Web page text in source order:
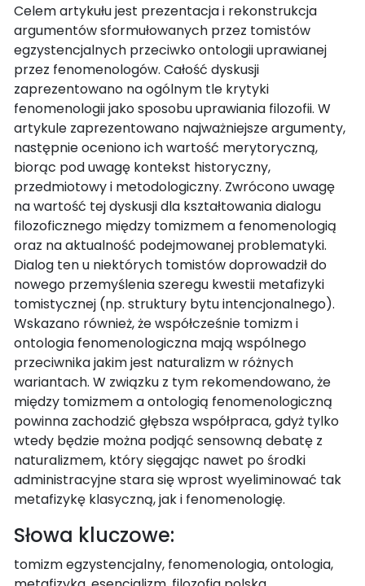
Celem artykułu jest prezentacja i rekonstrukcja
argumentów sformułowanych przez tomistów
egzystencjalnych przeciwko ontologii uprawianej
przez fenomenologów. Całość dyskusji
zaprezentowano na ogólnym tle krytyki
fenomenologii jako sposobu uprawiania filozofii. W
artykule zaprezentowano najważniejsze argumenty,
następnie oceniono ich wartość merytoryczną,
biorąc pod uwagę kontekst historyczny,
przedmiotowy i metodologiczny. Zwrócono uwagę
na wartość tej dyskusji dla kształtowania dialogu
filozoficznego między tomizmem a fenomenologią
oraz na aktualność podejmowanej problematyki.
Dialog ten u niektórych tomistów doprowadził do
nowego przemyślenia szeregu kwestii metafizyki
tomistycznej (np. struktury bytu intencjonalnego).
Wskazano również, że współcześnie tomizm i
ontologia fenomenologiczna mają wspólnego
przeciwnika jakim jest naturalizm w różnych
wariantach. W związku z tym rekomendowano, że
między tomizmem a ontologią fenomenologiczną
powinna zachodzić głębsza współpraca, gdyż tylko
wtedy będzie można podjąć sensowną debatę z
naturalizmem, który sięgając nawet po środki
administracyjne stara się wprost wyeliminować tak
metafizykę klasyczną, jak i fenomenologię.
Słowa kluczowe:
tomizm egzystencjalny, fenomenologia, ontologia,